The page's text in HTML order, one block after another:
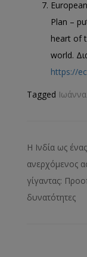
Plan –
heart of
world.
https://
Tagged
Η Ινδία ως ένας
ανερχόμενος
γίγαντας:
δυνατότητες